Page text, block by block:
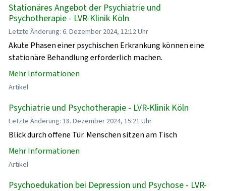
Stationäres Angebot der Psychiatrie und
Psychotherapie - LVR-Klinik Köln
Letzte Änderung: 6. Dezember 2024, 12:12 Uhr
Akute Phasen einer psychischen Erkrankung können eine
stationäre Behandlung erforderlich machen.
Mehr Informationen
Artikel
Psychiatrie und Psychotherapie - LVR-Klinik Köln
Letzte Änderung: 18. Dezember 2024, 15:21 Uhr
Blick durch offene Tür. Menschen sitzen am Tisch
Mehr Informationen
Artikel
Psychoedukation bei Depression und Psychose - LVR-